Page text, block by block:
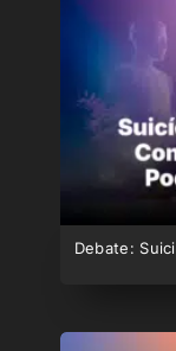
Debate: